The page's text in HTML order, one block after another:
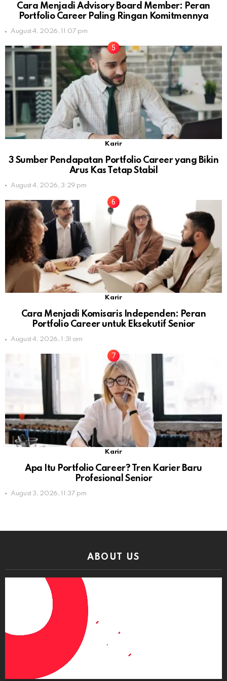
Cara Menjadi Advisory Board Member: Peran
Portfolio Career Paling Ringan Komitmennya
August 4, 2026, 11:07 pm
Karir
3 Sumber Pendapatan Portfolio Career yang Bikin
Arus Kas Tetap Stabil
August 4, 2026, 3:29 pm
Karir
Cara Menjadi Komisaris Independen: Peran
Portfolio Career untuk Eksekutif Senior
August 4, 2026, 1:31 am
Karir
Apa Itu Portfolio Career? Tren Karier Baru
Profesional Senior
August 3, 2026, 11:37 pm
ABOUT US